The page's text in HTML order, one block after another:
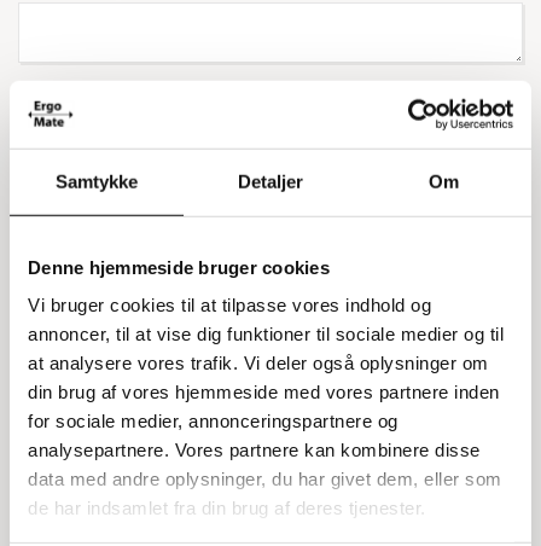
Samtykke Detaljer Om
Denne hjemmeside bruger cookies
Vi bruger cookies til at tilpasse vores indhold og
annoncer, til at vise dig funktioner til sociale medier og til
at analysere vores trafik. Vi deler også oplysninger om
din brug af vores hjemmeside med vores partnere inden
for sociale medier, annonceringspartnere og
analysepartnere. Vores partnere kan kombinere disse
data med andre oplysninger, du har givet dem, eller som
de har indsamlet fra din brug af deres tjenester.
Information Specifikationer
T-Serie løfteborde
Edmolift T-Serie løfteborde er designet og fremstillet i
Sverige. Disse løfteborde er lavet af pulverlakeret stål og
kommer med en betjeningsboks, der har OP/NED funktion
samt nødstop. Betjeningsboksen er forbundet til bordet
med et 3 meter langt elkabel.
Tilpasning og kapacitet